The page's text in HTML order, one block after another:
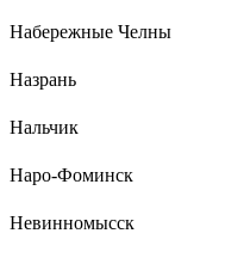
Набережные Челны
Назрань
Нальчик
Наро-Фоминск
Невинномысск